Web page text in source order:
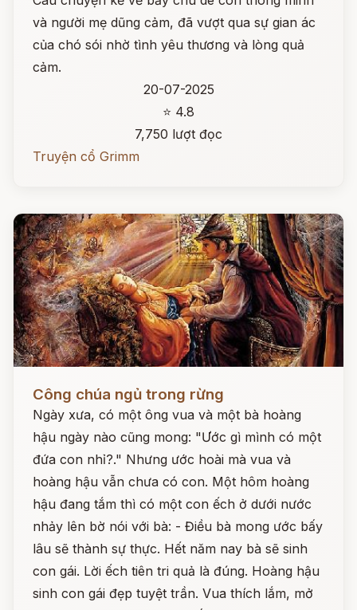
và người mẹ dũng cảm, đã vượt qua sự gian ác
của chó sói nhờ tình yêu thương và lòng quả
cảm.
20-07-2025
⭐ 4.8
7,750 lượt đọc
Truyện cổ Grimm
Công chúa ngủ trong rừng
Ngày xưa, có một ông vua và một bà hoàng
hậu ngày nào cũng mong: "Ước gì mình có một
đứa con nhỉ?." Nhưng ước hoài mà vua và
hoàng hậu vẫn chưa có con. Một hôm hoàng
hậu đang tắm thì có một con ếch ở dưới nước
nhảy lên bờ nói với bà: - Điều bà mong ước bấy
lâu sẽ thành sự thực. Hết năm nay bà sẽ sinh
con gái. Lời ếch tiên tri quả là đúng. Hoàng hậu
sinh con gái đẹp tuyệt trần. Vua thích lắm, mở